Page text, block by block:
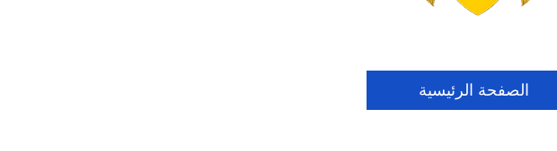
الصفحة الرئيسية